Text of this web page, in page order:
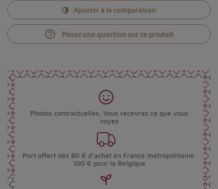
Ajouter à la comparaison
help_outline Posez une question sur ce produit
Photos contractuelles. Vous recevrez ce que vous
voyez
Port offert dès 80 € d’achat en France métropolitaine.
100 € pour la Belgique